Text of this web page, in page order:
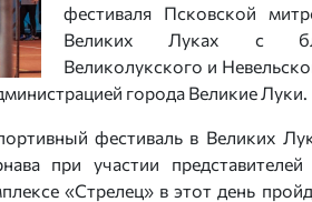
фестиваля Псковской
Великих Луках с
Великолукского и
города Великие Луки.
фестиваль в Великих
при участии
«Стрелец» в этот день